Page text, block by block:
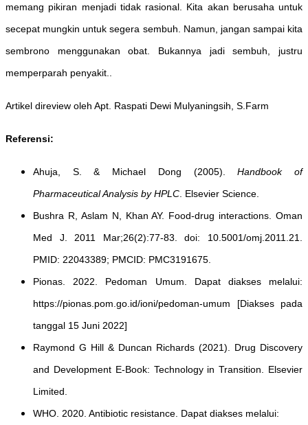
memang pikiran menjadi tidak rasional. Kita akan berusaha untuk
secepat mungkin untuk segera sembuh. Namun, jangan sampai kita
sembrono menggunakan obat. Bukannya jadi sembuh, justru
memperparah penyakit..
Artikel direview oleh Apt. Raspati Dewi Mulyaningsih, S.Farm
Referensi:
Ahuja, S. & Michael Dong (2005).Handbook of
Pharmaceutical Analysis by HPLC . Elsevier Science.
Bushra R, Aslam N, Khan AY. Food-drug interactions. Oman
Med J. 2011 Mar;26(2):77-83. doi: 10.5001/omj.2011.21.
PMID: 22043389; PMCID: PMC3191675.
Pionas. 2022. Pedoman Umum. Dapat diakses melalui:
https://pionas.pom.go.id/ioni/pedoman-umum [Diakses pada
tanggal 15 Juni 2022]
Raymond G Hill & Duncan Richards (2021). Drug Discovery
and Development E-Book: Technology in Transition. Elsevier
Limited.
WHO. 2020. Antibiotic resistance. Dapat diakses melalui: